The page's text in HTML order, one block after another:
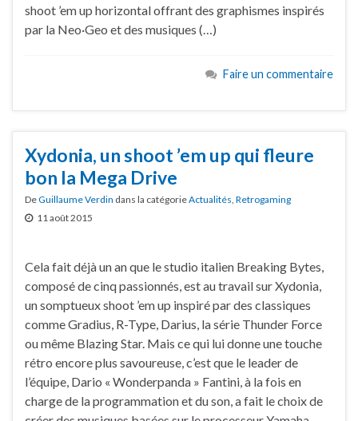
shoot ’em up horizontal offrant des graphismes inspirés
par la Neo·Geo et des musiques (…)
Faire un commentaire
Xydonia, un shoot ’em up qui fleure
bon la Mega Drive
DeGuillaume Verdin dans la catégorieActualités Retrogaming
11 août 2015
Cela fait déjà un an que le studio italien Breaking Bytes,
composé de cinq passionnés, est au travail sur Xydonia,
un somptueux shoot ’em up inspiré par des classiques
comme Gradius, R-Type, Darius, la série Thunder Force
ou même Blazing Star. Mais ce qui lui donne une touche
rétro encore plus savoureuse, c’est que le leader de
l’équipe, Dario « Wonderpanda » Fantini, à la fois en
charge de la programmation et du son, a fait le choix de